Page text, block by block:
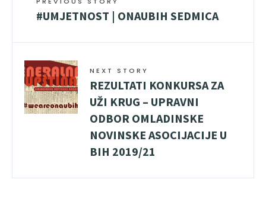
#UMJETNOST | ONAUBIH SEDMICA
NEXT STORY
REZULTATI KONKURSA ZA
UŽI KRUG – UPRAVNI
ODBOR OMLADINSKE
NOVINSKE ASOCIJACIJE U
BIH 2019/21